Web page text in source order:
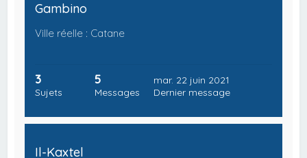
Gambino
Ville réelle : Catane
3
Sujets
5
Messages
mar. 22 juin 2021
Dernier message
Il-Kaxtel